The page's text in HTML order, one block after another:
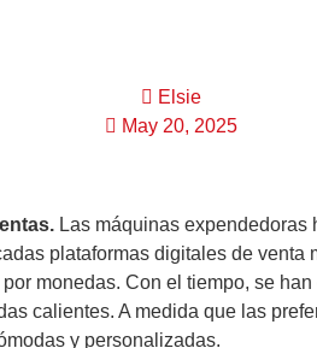
Elsie
May 20, 2025
Las máquinas
plataformas digitales de
monedas. Con el tiempo, se
calientes. A medida que las
y personalizadas.